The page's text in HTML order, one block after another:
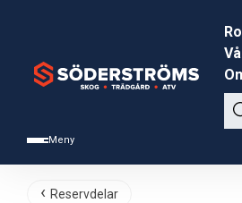
Meny
Reservdelar